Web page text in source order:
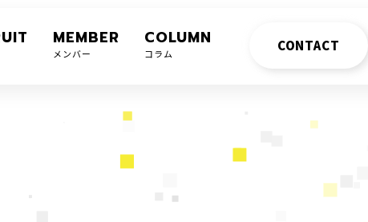
CONTACT
MEMBER
メンバー
COLUMN
コラム